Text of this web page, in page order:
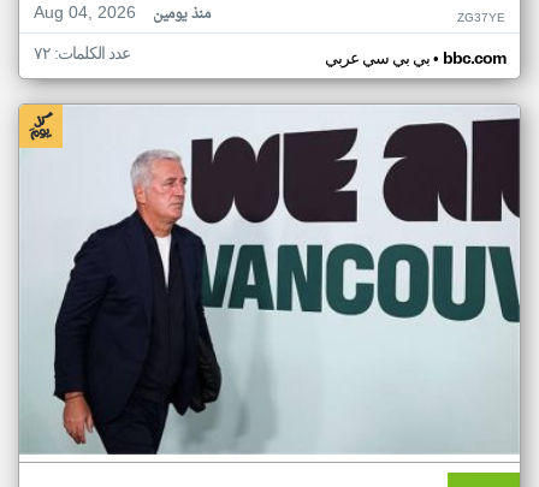
Aug 04, 2026
منذ يومين ZG37YE
بي بي سي عربي• bbc.com عدد الكلمات: ٧٢